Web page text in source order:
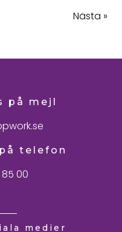
Nästa »
på mejl
telefon
00
medier